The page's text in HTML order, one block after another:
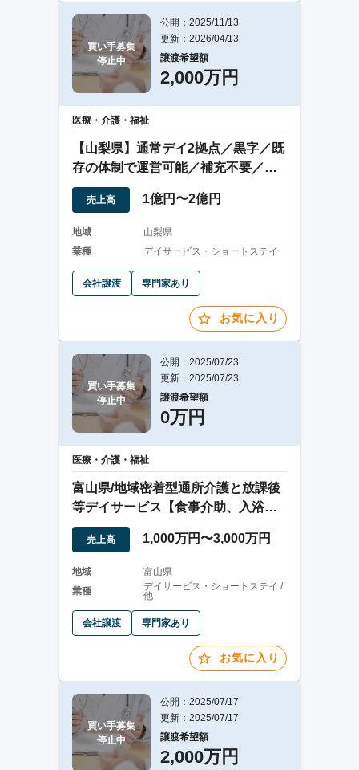
買い手募集
停止中
公開：2025/11/13
更新：2026/04/13
譲渡希望額
2,000万円
医療・介護・福祉
【山梨県】通常デイ2拠点／黒字／既
存の体制で運営可能／補充不要／純
資産プラス
売上高 1億円〜2億円
地域
山梨県
業種
デイサービス・ショートステイ
会社譲渡 専門家あり
お気に入り
買い手募集
停止中
公開：2025/07/23
更新：2025/07/23
譲渡希望額
0万円
医療・介護・福祉
富山県/地域密着型通所介護と放課後
等デイサービス【食事介助、入浴介
助、排泄介助】
売上高 1,000万円〜3,000万円
地域
富山県
業種
デイサービス・ショートステイ /
他
会社譲渡 専門家あり
お気に入り
買い手募集
停止中
公開：2025/07/17
更新：2025/07/17
譲渡希望額
2,000万円